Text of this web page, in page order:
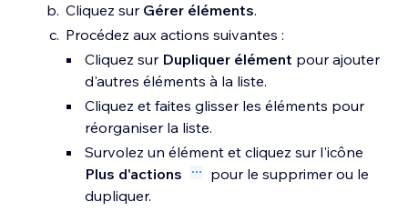
Cliquez sur Gérer éléments.
Procédez aux actions suivantes :
Cliquez sur Dupliquer élément pour ajouter
d'autres éléments à la liste.
Cliquez et faites glisser les éléments pour
réorganiser la liste.
Survolez un élément et cliquez sur l'icône
Plus d'actions
pour le supprimer ou le
dupliquer.